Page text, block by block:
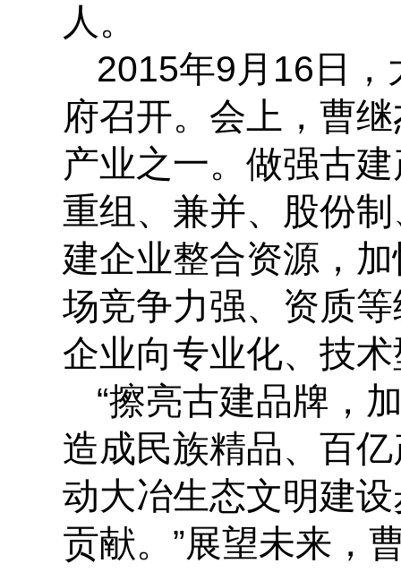
人。
2015年9月16日
府召开。会上，曹
产业之一。做强古
重组、兼并、股份
建企业整合资源，
场竞争力强、资质
企业向专业化、技
“擦亮古建品牌，
造成民族精品、百
动大冶生态文明建
贡献。”展望未来，